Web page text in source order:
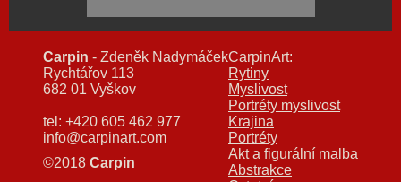
Carpin - Zdeněk Nadymáček
Rychtářov 113
682 01 Vyškov
tel: +420 605 462 977
info@carpinart.com
©2018 Carpin
CarpinArt:
Rytiny
Myslivost
Portréty myslivost
Krajina
Portréty
Akt a figurální malba
Abstrakce